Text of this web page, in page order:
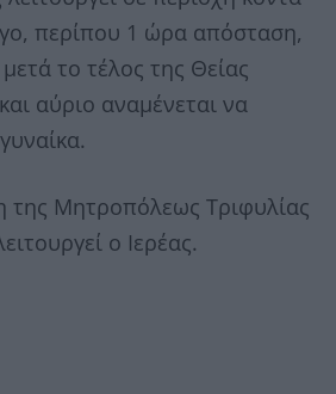
περίπου 1 ώρα απόσταση,
το τέλος της Θείας
αύριο αναμένεται να
της Μητροπόλεως Τριφυλίας
ο Ιερέας.